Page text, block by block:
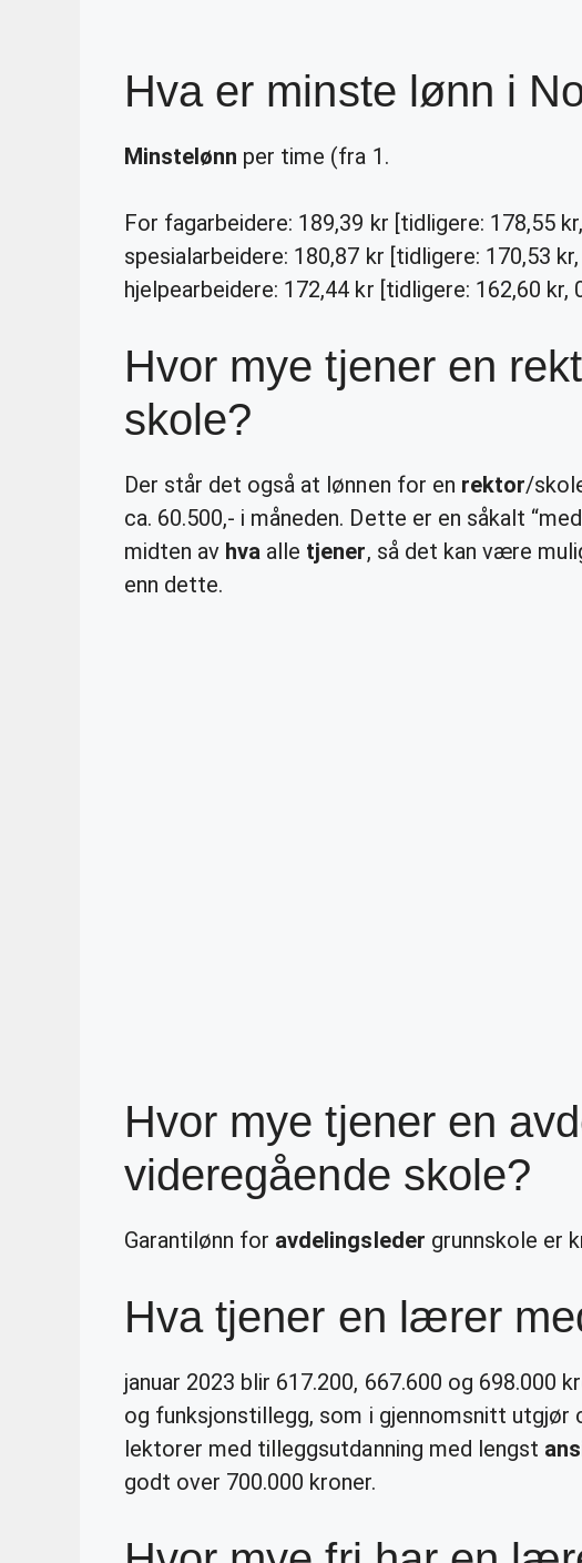
Hva er minste lønn i
Minstelønn per time (fra 1.
For fagarbeidere: 189,39 kr [tidligere: 178,55
spesialarbeidere: 180,87 kr [tidligere: 170,53
hjelpearbeidere: 172,44 kr [tidligere: 162,60 kr,
Hvor mye tjener en
skole?
Der står det også at lønnen for en rektor/
ca. 60.500,- i måneden. Dette er en såkalt
midten av hva alle tjener, så det kan være
enn dette.
Hvor mye tjener en
videregående skole?
Garantilønn for avdelingsleder grunnskole er
Hva tjener en lærer
januar 2023 blir 617.200, 667.600 og 698.000
og funksjonstillegg, som i gjennomsnitt utgjør
lektorer med tilleggsutdanning med lengst
godt over 700.000 kroner.